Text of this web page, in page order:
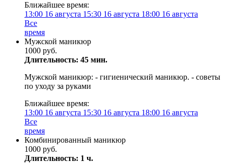
Ближайшее время:
13:00 16 августа 15:30 16 августа 18:00 16 августа
Все
время
Мужской маникюр
1000 руб.
Длительность: 45 мин.
Мужской маникюр: - гигиенический маникюр. - советы
по уходу за руками
Ближайшее время:
13:00 16 августа 15:30 16 августа 18:00 16 августа
Все
время
Комбинированный маникюр
1000 руб.
Длительность: 1 ч.